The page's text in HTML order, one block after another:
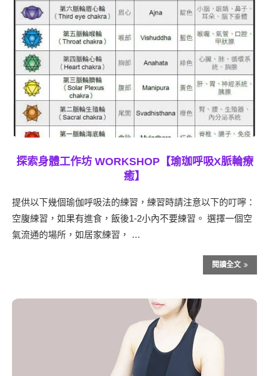
探索身體工作坊 WORKSHOP【瑜珈呼吸X脈輪療
癒】
提供以下幾個瑜伽呼吸法的練習，練習時請注意以下的叮嚀：
空腹練習，如果有進食，飯後1-2小內不要練習。 選擇一個空
氣流通的場所，如居家練習， …
閱讀全文